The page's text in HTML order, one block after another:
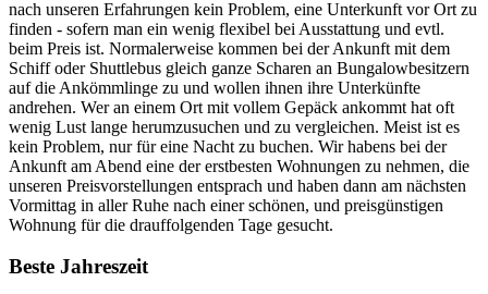
nach unseren Erfahrungen kein Problem, eine Unterkunft vor Ort zu
finden - sofern man ein wenig flexibel bei Ausstattung und evtl.
beim Preis ist. Normalerweise kommen bei der Ankunft mit dem
Schiff oder Shuttlebus gleich ganze Scharen an Bungalowbesitzern
auf die Ankömmlinge zu und wollen ihnen ihre Unterkünfte
andrehen. Wer an einem Ort mit vollem Gepäck ankommt hat oft
wenig Lust lange herumzusuchen und zu vergleichen. Meist ist es
kein Problem, nur für eine Nacht zu buchen. Wir habens bei der
Ankunft am Abend eine der erstbesten Wohnungen zu nehmen, die
unseren Preisvorstellungen entsprach und haben dann am nächsten
Vormittag in aller Ruhe nach einer schönen, und preisgünstigen
Wohnung für die drauffolgenden Tage gesucht.
Beste Jahreszeit